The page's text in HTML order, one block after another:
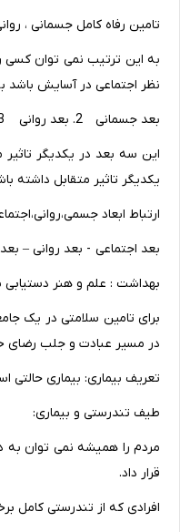
تامین رفاه کامل جسمانی ،
به این ترتیب نمی توان کسی
نظر اجتماعی در آسایش باشد
بعد جسمانی 2. بعد روانی 3. بعد اجتماعی
این سه بعد در یکدیگر
یکدیگر تاثیر متقابل داشته
ارتباط ابعاد
بعد اجتماعی - بعد روانی –
بهداشت : علم و هنر
برای تامین سلامتی در یک
در مسیر عبادت و جلب رضای
تعریف بیماری: بیماری
طیف تندرستی و بیماری:
مردم را همیشه نمی توان به
قرار داد.
افرادی که از تندرستی کامل